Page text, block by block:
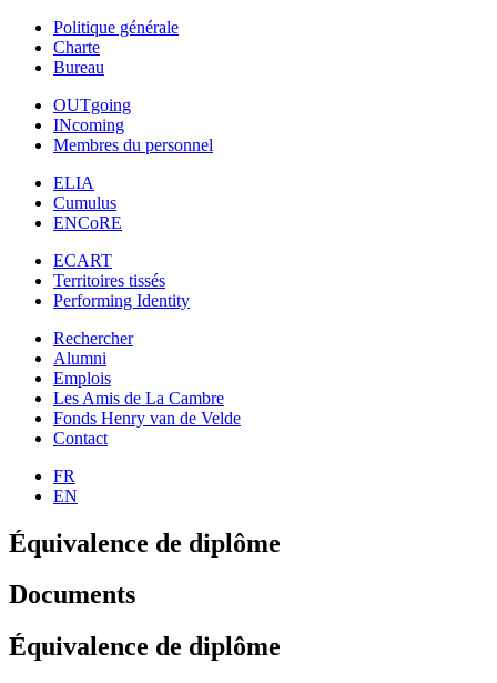
Politique générale
Charte
Bureau
OUTgoing
INcoming
Membres du personnel
ELIA
Cumulus
ENCoRE
ECART
Territoires tissés
Performing Identity
Rechercher
Alumni
Emplois
Les Amis de La Cambre
Fonds Henry van de Velde
Contact
FR
EN
Équivalence de diplôme
Documents
Équivalence de diplôme